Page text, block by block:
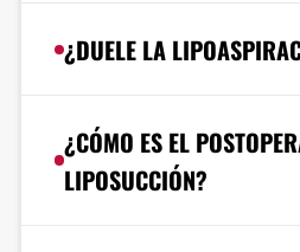
¿DUELE LA
¿CÓMO ES EL
LIPOSUCCIÓN?